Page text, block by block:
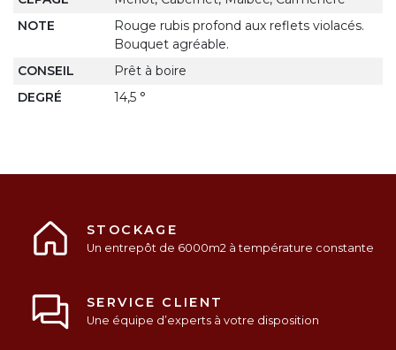
NOTE
Rouge rubis profond aux reflets violacés.
Bouquet agréable.
CONSEIL
Prêt à boire
DEGRÉ
14,5 °
STOCKAGE
Un entrepôt de 6000m2 à température constante
SERVICE CLIENT
Une équipe d’experts à votre disposition